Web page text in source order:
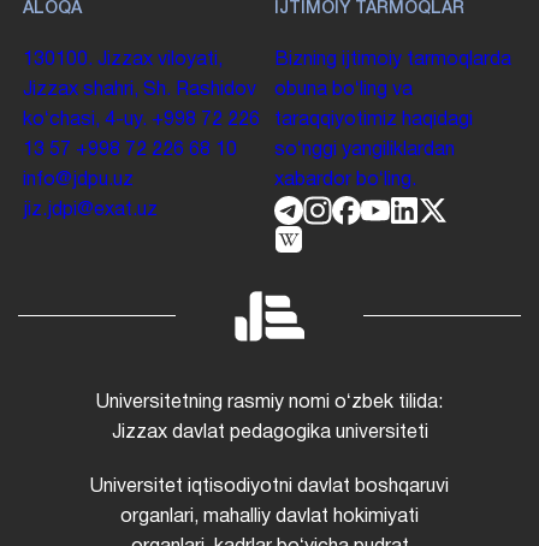
ALOQA
130100. Jizzax viloyati,
Jizzax shahri, Sh. Rashidov
koʻchasi, 4-uy. +998 72 226
13 57 +998 72 226 68 10
info@jdpu.uz
jiz.jdpi@exat.uz
IJTIMOIY TARMOQLAR
Bizning ijtimoiy tarmoqlarda
obuna boʻling va
taraqqiyotimiz haqidagi
soʻnggi yangiliklardan
xabardor boʻling.
Universitetning rasmiy nomi oʻzbek tilida:
Jizzax davlat pedagogika universiteti
Universitet iqtisodiyotni davlat boshqaruvi
organlari, mahalliy davlat hokimiyati